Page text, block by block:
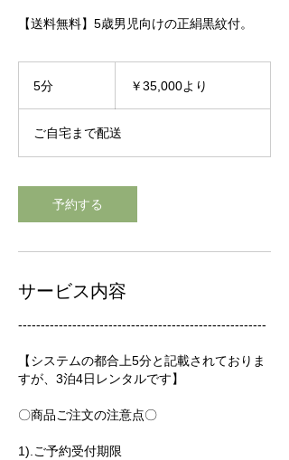
【送料無料】5歳男児向けの正絹黒紋付。
5分 ￥35,000より
ご自宅まで配送
予約する
サービス内容
-------------------------------------------------------
【システムの都合上5分と記載されておりま
すが、3泊4日レンタルです】
〇商品ご注文の注意点〇
1).ご予約受付期限